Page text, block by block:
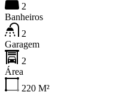
2
Banheiros
2
Garagem
2
Área
220 M²